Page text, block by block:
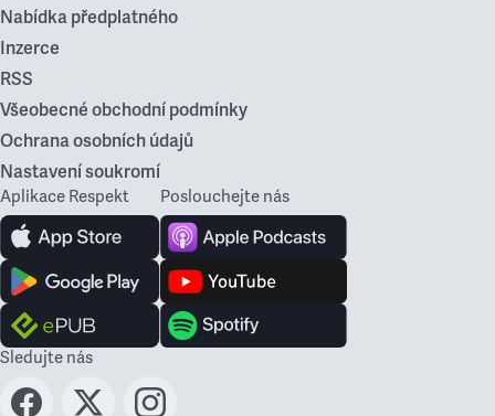
Nabídka předplatného
Inzerce
RSS
Všeobecné obchodní podmínky
Ochrana osobních údajů
Nastavení soukromí
Aplikace Respekt Poslouchejte nás
Sledujte nás